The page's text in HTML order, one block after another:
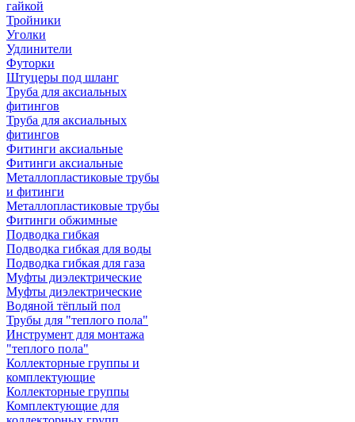
гайкой
Тройники
Уголки
Удлинители
Футорки
Штуцеры под шланг
Труба для аксиальных
фитингов
Труба для аксиальных
фитингов
Фитинги аксиальные
Фитинги аксиальные
Металлопластиковые трубы
и фитинги
Металлопластиковые трубы
Фитинги обжимные
Подводка гибкая
Подводка гибкая для воды
Подводка гибкая для газа
Муфты диэлектрические
Муфты диэлектрические
Водяной тёплый пол
Трубы для "теплого пола"
Инструмент для монтажа
"теплого пола"
Коллекторные группы и
комплектующие
Коллекторные группы
Комплектующие для